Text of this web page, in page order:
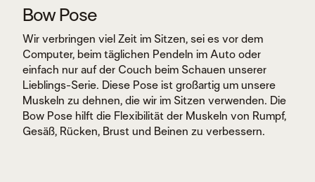
Bow Pose
Wir verbringen viel Zeit im Sitzen, sei es vor dem
Computer, beim täglichen Pendeln im Auto oder
einfach nur auf der Couch beim Schauen unserer
Lieblings-Serie. Diese Pose ist großartig um unsere
Muskeln zu dehnen, die wir im Sitzen verwenden. Die
Bow Pose hilft die Flexibilität der Muskeln von Rumpf,
Gesäß, Rücken, Brust und Beinen zu verbessern.